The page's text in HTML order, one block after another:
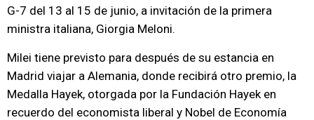
G-7 del 13 al 15 de junio, a invitación de la primera
ministra italiana, Giorgia Meloni.
Milei tiene previsto para después de su estancia en
Madrid viajar a Alemania, donde recibirá otro premio, la
Medalla Hayek, otorgada por la Fundación Hayek en
recuerdo del economista liberal y Nobel de Economía